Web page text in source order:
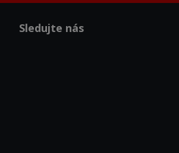
Sledujte nás